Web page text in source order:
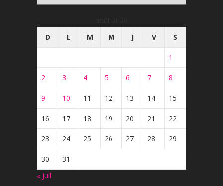
D
L M M J V S
1
2 3 4 5 6 7 8
9 10 11 12 13 14 15
16 17 18 19 20 21 22
23 24 25 26 27 28 29
30
31
« Juil